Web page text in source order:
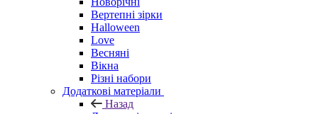
Вертепні зірки
Halloween
Love
Весняні
Вікна
Різні набори
Додаткові матеріали
Назад